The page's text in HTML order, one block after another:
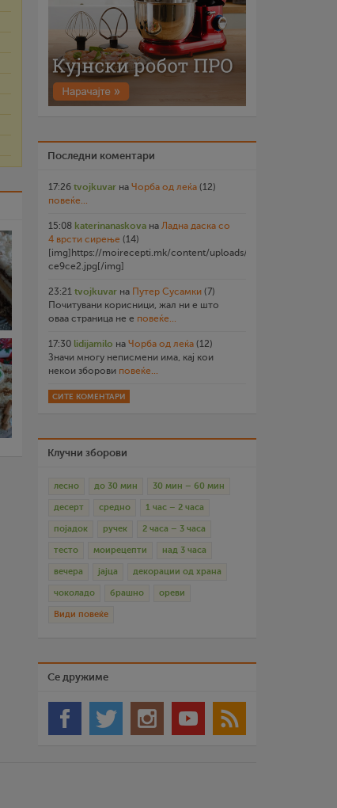
Последни коментари
17:26 tvojkuvar на Чорба од леќа (12)
повеќе...
15:08 katerinanaskova на Ладна даска со
4 врсти сирење (14)
[img]https://moirecepti.mk/content/uploads/2026/07/
ce9ce2.jpg[/img]
23:21 tvojkuvar на Путер Сусамки (7)
Почитувани корисници, жал ни е што
оваа страница не е повеќе...
17:30 lidijamilo на Чорба од леќа (12)
Значи многу неписмени има, кај кои
некои зборови повеќе...
СИТЕ КОМЕНТАРИ
Клучни зборови
лесно до 30 мин 30 мин – 60 мин
десерт средно 1 час – 2 часа
појадок ручек 2 часа – 3 часа
тесто моирецепти над 3 часа
вечера јајца декорации од храна
чоколадо брашно ореви
Види повеќе
Се дружиме